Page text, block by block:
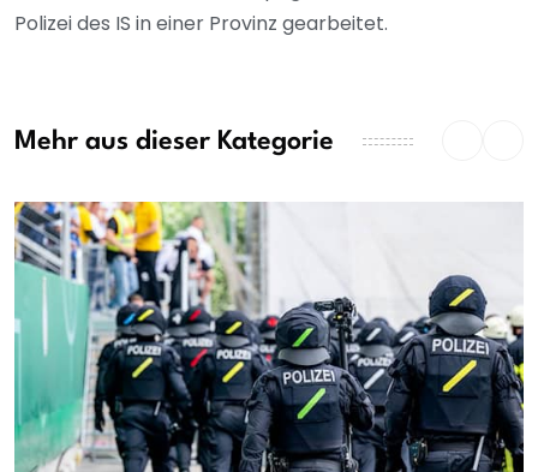
Polizei des IS in einer Provinz gearbeitet.
Mehr aus dieser Kategorie